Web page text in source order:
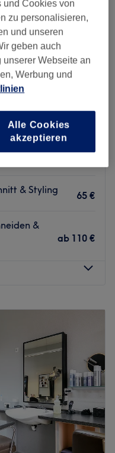
& Styling
65 €
&
ab 110 €
19:00
10:00–19:00
10:00
19:00
10:00–14:00
Geschlossen
in Berlin-Gatow
Mittelpunkt.
und Cookies von
zu personalisieren,
und unseren
geben auch
unserer Webseite an
Werbung und
Alle Cookies
akzeptieren